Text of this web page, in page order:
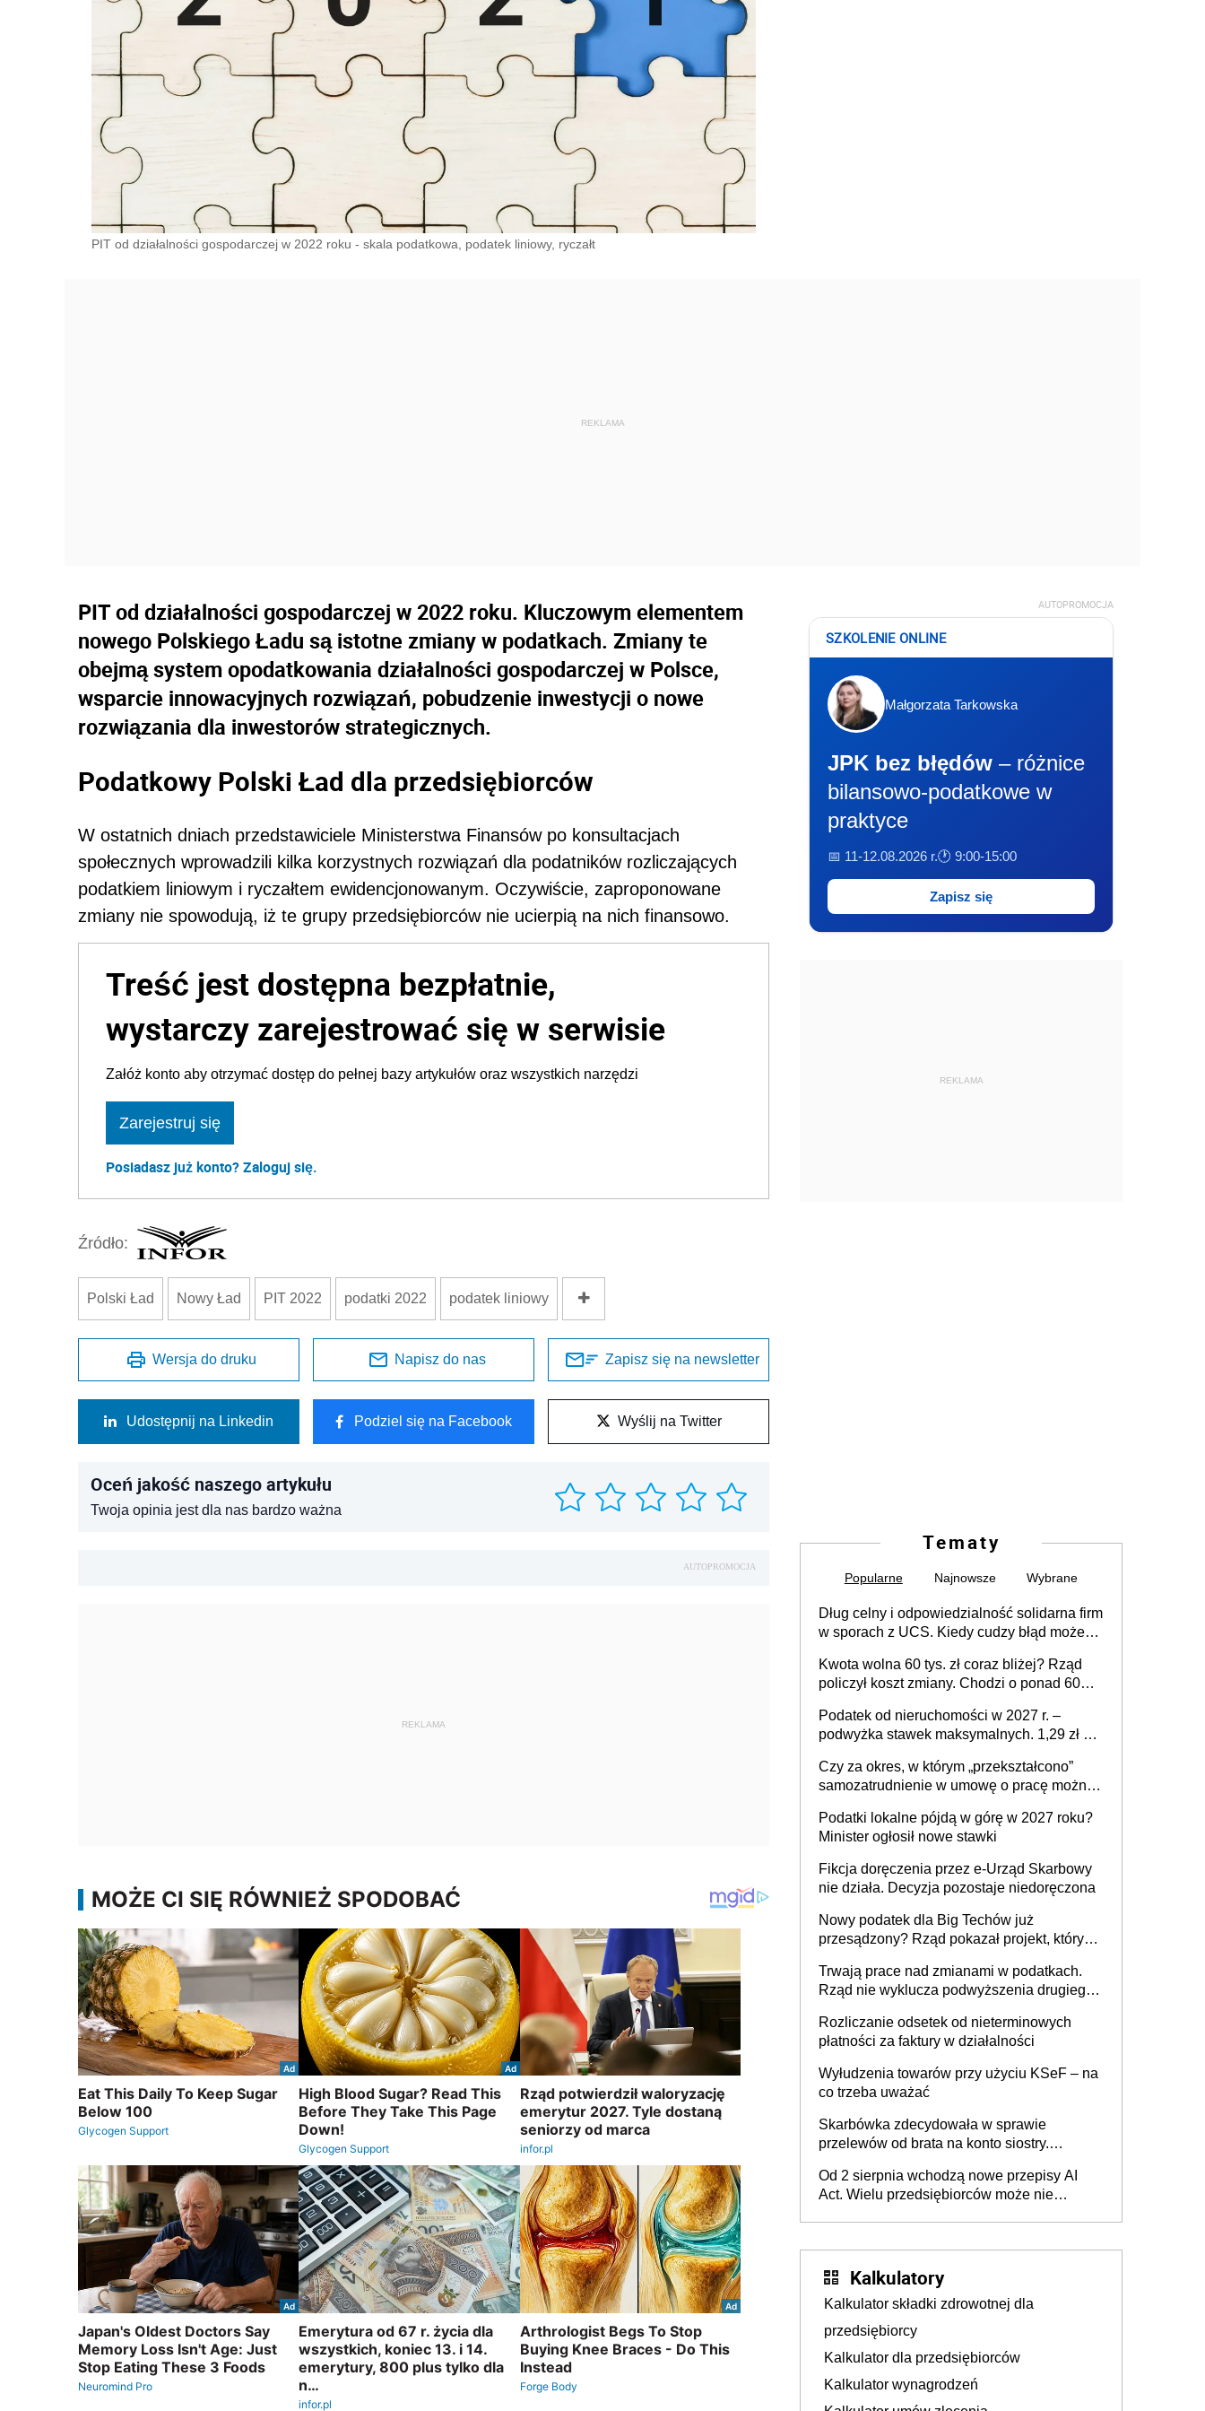
PIT od działalności gospodarczej w 2022 roku - skala podatkowa, podatek liniowy, ryczałt
PIT od działalności gospodarczej w 2022 roku. Kluczowym elementem
nowego Polskiego Ładu są istotne zmiany w podatkach. Zmiany te
obejmą system opodatkowania działalności gospodarczej w Polsce,
wsparcie innowacyjnych rozwiązań, pobudzenie inwestycji o nowe
rozwiązania dla inwestorów strategicznych.
Podatkowy Polski Ład dla przedsiębiorców
W ostatnich dniach przedstawiciele Ministerstwa Finansów po konsultacjach
społecznych wprowadzili kilka korzystnych rozwiązań dla podatników rozliczających
podatkiem liniowym i ryczałtem ewidencjonowanym. Oczywiście, zaproponowane
zmiany nie spowodują, iż te grupy przedsiębiorców nie ucierpią na nich finansowo.
Treść jest dostępna bezpłatnie,
wystarczy zarejestrować się w serwisie
Załóż konto aby otrzymać dostęp do pełnej bazy artykułów oraz wszystkich narzędzi
Zarejestruj się
Posiadasz już konto? Zaloguj się.
Źródło:
Polski Ład Nowy Ład PIT 2022 podatki 2022 podatek liniowy
Wersja do druku Napisz do nas Zapisz się na newsletter
Udostępnij na Linkedin Podziel się na Facebook Wyślij na Twitter
Oceń jakość naszego artykułu
Twoja opinia jest dla nas bardzo ważna
AUTOPROMOCJA
REKLAMA
AUTOPROMOCJA
SZKOLENIE ONLINE
Małgorzata Tarkowska
JPK bez błędów – różnice
bilansowo-podatkowe w
praktyce
📅 11-12.08.2026 r.🕐 9:00-15:00
Zapisz się
REKLAMA
Tematy
Popularne Najnowsze Wybrane
Dług celny i odpowiedzialność solidarna firm
w sporach z UCS. Kiedy cudzy błąd może
Kwota wolna 60 tys. zł coraz bliżej? Rząd
policzył koszt zmiany. Chodzi o ponad 60
Podatek od nieruchomości w 2027 r. –
podwyżka stawek maksymalnych. 1,29 zł za
budynków i lokali związanych z
prowadzeniem działalności gospodarczej
Czy za okres, w którym „przekształcono”
samozatrudnienie w umowę o pracę można
umowy cywilnoprawnej jedynym
racjonalnym wyjściem
Podatki lokalne pójdą w górę w 2027 roku?
Minister ogłosił nowe stawki
Fikcja doręczenia przez e-Urząd Skarbowy
nie działa. Decyzja pozostaje niedoręczona
Nowy podatek dla Big Techów już
przesądzony? Rząd pokazał projekt, który
Trwają prace nad zmianami w podatkach.
Rząd nie wyklucza podwyższenia drugiego
Rozliczanie odsetek od nieterminowych
płatności za faktury w działalności
Wyłudzenia towarów przy użyciu KSeF – na
co trzeba uważać
Skarbówka zdecydowała w sprawie
przelewów od brata na konto siostry.
darowizna, ale podatku jednak nie będzie
Od 2 sierpnia wchodzą nowe przepisy AI
Act. Wielu przedsiębiorców może nie
Kalkulatory
Kalkulator składki zdrowotnej dla
przedsiębiorcy
Kalkulator dla przedsiębiorców
Kalkulator wynagrodzeń